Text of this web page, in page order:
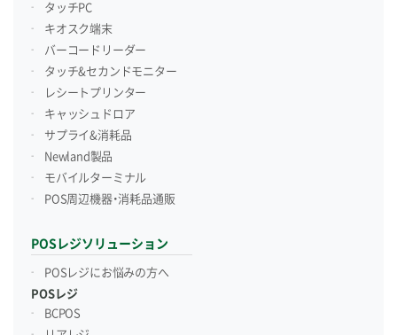
タッチPC
キオスク端末
バーコードリーダー
タッチ&セカンドモニター
レシートプリンター
キャッシュドロア
サプライ&消耗品
Newland製品
モバイルターミナル
POS周辺機器・消耗品通販
POSレジソリューション
POSレジにお悩みの方へ
POSレジ
BCPOS